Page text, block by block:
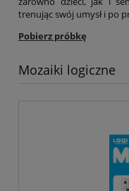
trenując swój umysł i po
Pobierz próbkę
Mozaiki logiczne